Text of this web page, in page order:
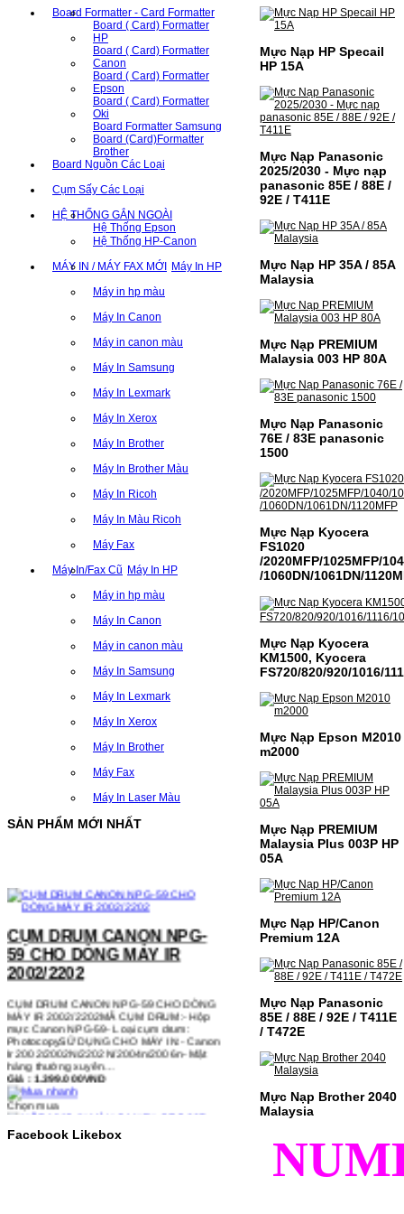
Board Formatter - Card Formatter
Board ( Card) Formatter
HP
Board ( Card) Formatter
Canon
Board ( Card) Formatter
Epson
Board ( Card) Formatter
Oki
Board Formatter Samsung
Board (Card)Formatter
Brother
Board Nguồn Các Loại
Cụm Sấy Các Loại
HỆ THỐNG GẮN NGOÀI
Hệ Thống Epson
Hệ Thống HP-Canon
MÁY IN / MÁY FAX MỚI Máy In HP
Máy in hp màu
Máy In Canon
Máy in canon màu
Máy In Samsung
Máy In Lexmark
Máy In Xerox
Máy In Brother
Máy In Brother Màu
Máy In Ricoh
Máy In Màu Ricoh
Máy Fax
Máy In/Fax Cũ Máy In HP
Máy in hp màu
Máy In Canon
Máy in canon màu
Máy In Samsung
Máy In Lexmark
Máy In Xerox
Máy In Brother
Máy Fax
Máy In Laser Màu
SẢN PHẨM MỚI NHẤT
CỤM DRUM CANON NPG-
2002/2202
CỤM DRUM CANON NPG-59 CHO DÒNG
MÁY IR 2002/2202MÃ CỤM DRUM:- Hộp
mực Canon NPG-59- Loại cụm drum:
PhotocopySỬ DỤNG CHO MÁY IN:- Canon
Ir 2002/2002N/2202N/2004n/2006n- Mặt
hàng thường xuyên…
Giá : 1.399.000VND
Chọn mua
HỘP MỰC IN MÀU CANON
Facebook Likebox
Mực Nạp HP Specail
HP 15A
Mực Nạp Panasonic
2025/2030 - Mực nạp
panasonic 85E / 88E /
92E / T411E
Mực Nạp HP 35A / 85A
Malaysia
Mực Nạp PREMIUM
Malaysia 003 HP 80A
Mực Nạp Panasonic
76E / 83E panasonic
1500
Mực Nạp Kyocera
FS1020
/2020MFP/1025MFP/
/1060DN/1061DN/
Mực Nạp Kyocera
KM1500, Kyocera
FS720/820/920/1016/
Mực Nạp Epson M2010
m2000
Mực Nạp PREMIUM
Malaysia Plus 003P HP
05A
Mực Nạp HP/Canon
Premium 12A
Mực Nạp Panasonic
85E / 88E / 92E / T411E
/ T472E
Mực Nạp Brother 2040
Malaysia